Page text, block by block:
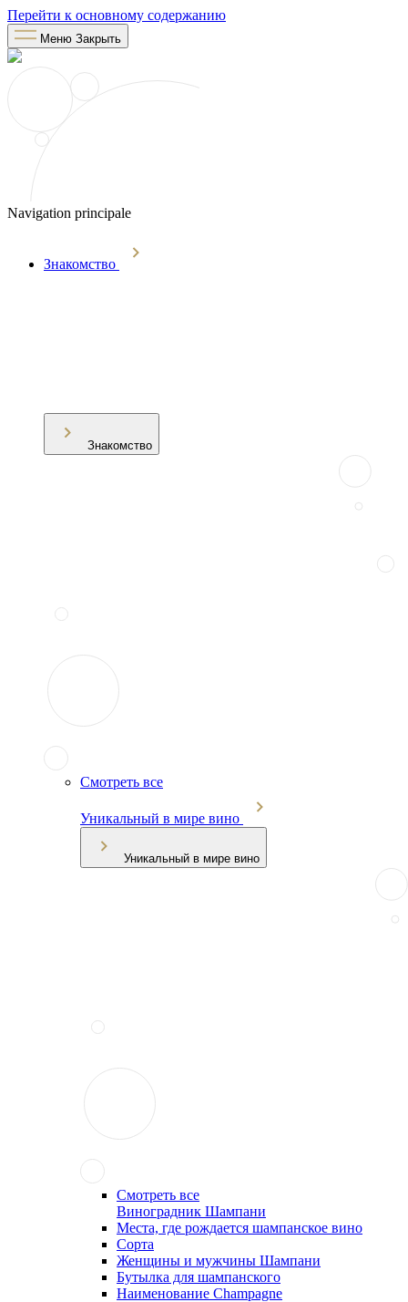
Перейти к основному содержанию
Меню Закрыть
Navigation principale
Знакомство
Знакомство
Смотреть все
Уникальный в мире вино
Уникальный в мире вино
Смотреть все
Виноградник Шампани
Места, где рождается шампанское вино
Сорта
Женщины и мужчины Шампани
Бутылка для шампанского
Наименование Champagne